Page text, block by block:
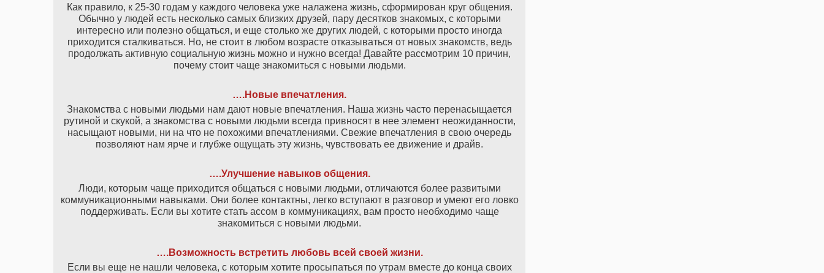
Как правило, к 25-30 годам у каждого человека уже налажена жизнь, сформирован круг общения.
Обычно у людей есть несколько самых близких друзей, пару десятков знакомых, с которыми
интересно или полезно общаться, и еще столько же других людей, с которыми просто иногда
приходится сталкиваться. Но, не стоит в любом возрасте отказываться от новых знакомств, ведь
продолжать активную социальную жизнь можно и нужно всегда! Давайте рассмотрим 10 причин,
почему стоит чаще знакомиться с новыми людьми.
….Новые впечатления.
Знакомства с новыми людьми нам дают новые впечатления. Наша жизнь часто перенасыщается
рутиной и скукой, а знакомства с новыми людьми всегда привносят в нее элемент неожиданности,
насыщают новыми, ни на что не похожими впечатлениями. Свежие впечатления в свою очередь
позволяют нам ярче и глубже ощущать эту жизнь, чувствовать ее движение и драйв.
….Улучшение навыков общения.
Люди, которым чаще приходится общаться с новыми людьми, отличаются более развитыми
коммуникационными навыками. Они более контактны, легко вступают в разговор и умеют его ловко
поддерживать. Если вы хотите стать ассом в коммуникациях, вам просто необходимо чаще
знакомиться с новыми людьми.
….Возможность встретить любовь всей своей жизни.
Если вы еще не нашли человека, с которым хотите просыпаться по утрам вместе до конца своих